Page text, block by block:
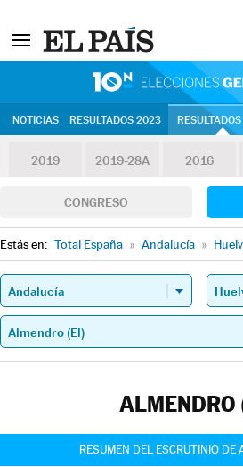
NOTICIAS RESULTADOS 2023
2019 2019-28A 2016
CONGRESO
Estás en: Total España » Andalucía »
ALMENDRO
RESUMEN DEL ESCRUTINIO DE